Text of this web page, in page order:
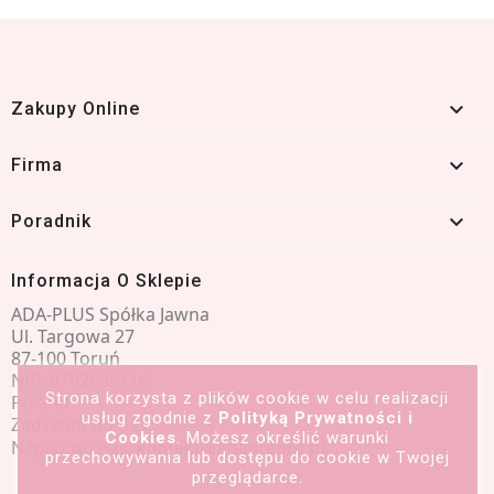
Zakupy Online 
Firma 
Poradnik 
Informacja O Sklepie
ADA-PLUS Spółka Jawna
Ul. Targowa 27
87-100 Toruń
NIP: 8792535116
Poland
Zadzwoń do nas:601 491 066
Napisz do nas:kontakt@adasrebro.pl
Strona korzysta z plików cookie w celu realizacji
usług zgodnie z Polityką Prywatności i
Cookies. Możesz określić warunki
przechowywania lub dostępu do cookie w Twojej
przeglądarce.